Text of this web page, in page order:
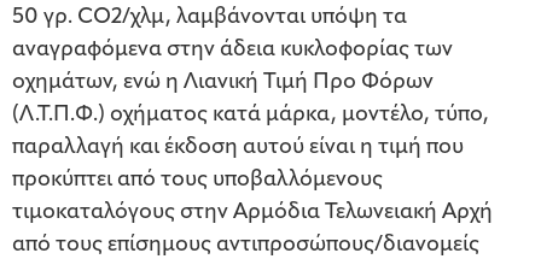
50 γρ. CO2/χλμ, λαμβάνονται υπόψη τα
αναγραφόμενα στην άδεια κυκλοφορίας των
οχημάτων, ενώ η Λιανική Τιμή Προ Φόρων
(Λ.Τ.Π.Φ.) οχήματος κατά μάρκα, μοντέλο, τύπο,
παραλλαγή και έκδοση αυτού είναι η τιμή που
προκύπτει από τους υποβαλλόμενους
τιμοκαταλόγους στην Αρμόδια Τελωνειακή Αρχή
από τους επίσημους αντιπροσώπους/διανομείς